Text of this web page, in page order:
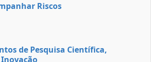
Riscos
de Pesquisa Científica,
Inovação